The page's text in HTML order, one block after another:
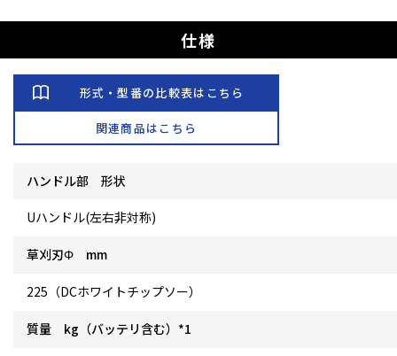
仕様
形式・型番の比較表はこちら
関連商品はこちら
ハンドル部 形状
Uハンドル(左右非対称)
草刈刃Φ mm
225（DCホワイトチップソー）
質量 kg（バッテリ含む）*1